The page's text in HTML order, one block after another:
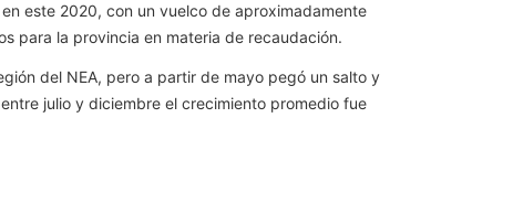
este 2020, con un vuelco de aproximadamente
para la provincia en materia de recaudación.
del NEA, pero a partir de mayo pegó un salto y
julio y diciembre el crecimiento promedio fue